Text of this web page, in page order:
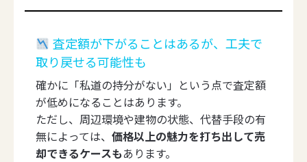
査定額が下がることはあるが、工夫で
取り戻せる可能性も
確かに「私道の持分がない」という点で査定額
が低めになることはあります。
ただし、周辺環境や建物の状態、代替手段の有
無によっては、 価格以上の魅力を打ち出して売
却できるケースもあります。